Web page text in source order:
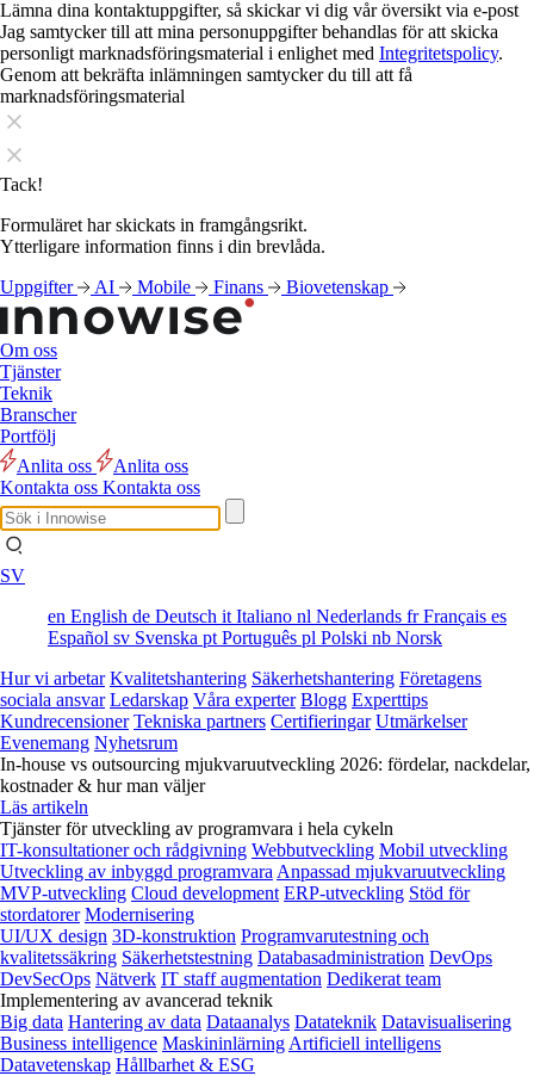
Lämna dina kontaktuppgifter, så skickar vi dig vår översikt via e-post
Jag samtycker till att mina personuppgifter behandlas för att skicka
personligt marknadsföringsmaterial i enlighet med Integritetspolicy.
Genom att bekräfta inlämningen samtycker du till att få
marknadsföringsmaterial
Tack!
Formuläret har skickats in framgångsrikt.
Ytterligare information finns i din brevlåda.
Uppgifter
AI Mobile Finans Biovetenskap
Om oss
Tjänster
Teknik
Branscher
Portfölj
Anlita oss
Anlita oss
Kontakta oss Kontakta oss
SV
en English de Deutsch it Italiano nl Nederlands frFrançais es
Español sv Svenska pt Português pl Polski nb Norsk
Hur vi arbetar Kvalitetshantering Säkerhetshantering Företagens
sociala ansvar Ledarskap Våra experter Blogg Experttips
Kundrecensioner Tekniska partners Certifieringar Utmärkelser
Evenemang Nyhetsrum
In-house vs outsourcing mjukvaruutveckling 2026: fördelar, nackdelar,
kostnader & hur man väljer
Läs artikeln
Tjänster för utveckling av programvara i hela cykeln
IT-konsultationer och rådgivning Webbutveckling Mobil utveckling
Utveckling av inbyggd programvara Anpassad mjukvaruutveckling
MVP-utveckling Cloud development ERP-utveckling Stöd för
stordatorer Modernisering
UI/UX design 3D-konstruktion Programvarutestning och
kvalitetssäkring Säkerhetstestning Databasadministration DevOps
DevSecOps Nätverk IT staff augmentation Dedikerat team
Implementering av avancerad teknik
Big data Hantering av data Dataanalys Datateknik Datavisualisering
Business intelligence Maskininlärning Artificiell intelligens
Datavetenskap Hållbarhet & ESG